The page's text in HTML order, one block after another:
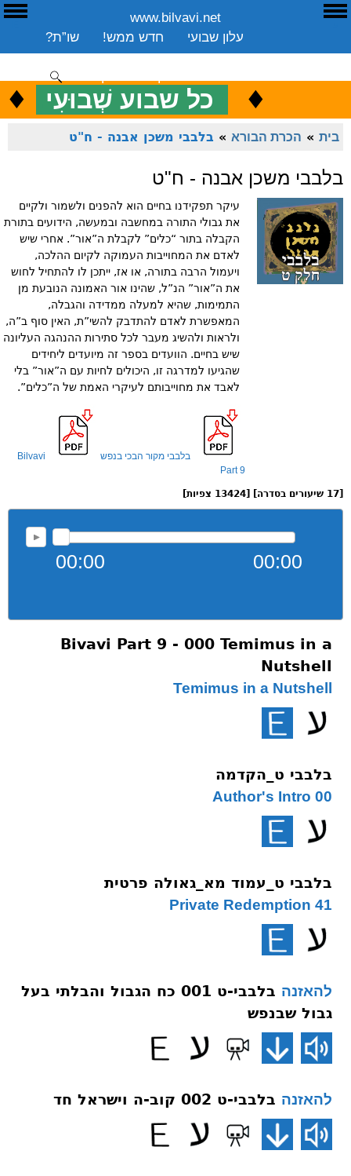
www.bilvavi.net
שו”ת?
חדש ממש!
עלון שבועי
שיעורים שבועי
ספרים
ארכיון
סקירה כללית
ENGLISH ♦ כל שבוע שְׁבוּעִי ♦
בית » הכרת הבורא » בלבבי משכן אבנה - ח"ט
בלבבי משכן אבנה - ח"ט
עיקר תפקידנו בחיים הוא להפנים ולשמור ולקיים
את גבולי התורה במחשבה ובמעשה, הידועים בתורת
הקבלה בתור “כלים” לקבלת ה”אור”. אחרי שיש
לאדם את המחוייבות העמוקה לקיום ההלכה,
ויעמול הרבה בתורה, או אז, ייתכן לו להתחיל לחוש
את ה”אור” הנ”ל, שהינו אור האמונה הנובעת מן
התמימות, שהיא למעלה ממדידה והגבלה,
המאפשרת לאדם להתדבק להשי”ת, האין סוף ב”ה,
ולראות ולהשיג מעבר לכל סתירות ההנהגה העליונה
שיש בחיים. הוועדים בספר זה מיועדים ליחידים
שהגיעו למדרגה זו, היכולים לחיות עם ה”אור” בלי
לאבד את מחוייבותם לעיקרי האמת של ה”כלים”.
בלבבי מקור הבכי בנפש
Bilvavi
Part 9
00:00 00:00
Bivavi Part 9 - 000 Temimus in a
Nutshell
Temimus in a Nutshell
בלבבי ט_הקדמה
00 Author's Intro
בלבבי ט_עמוד מא_גאולה פרטית
41 Private Redemption
להאזנה
בלבבי-ט 001 כח הגבול והבלתי בעל
גבול שבנפש
להאזנה בלבבי-ט 002 קוב-ה וישראל חד